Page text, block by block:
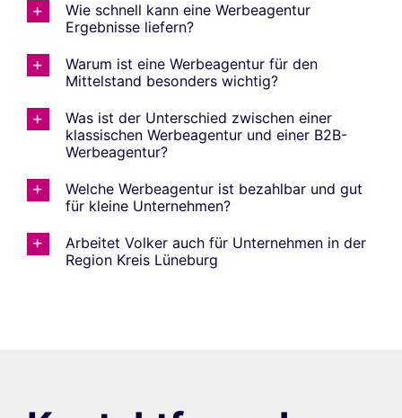
Wie schnell kann eine Werbeagentur
Ergebnisse liefern?
Warum ist eine Werbeagentur für den
Mittelstand besonders wichtig?
Was ist der Unterschied zwischen einer
klassischen Werbeagentur und einer B2B-
Werbeagentur?
Welche Werbeagentur ist bezahlbar und gut
für kleine Unternehmen?
Arbeitet Volker auch für Unternehmen in der
Region Kreis Lüneburg